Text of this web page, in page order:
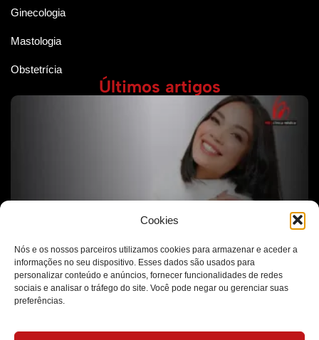
Cookies
Nós e os nossos parceiros utilizamos cookies para armazenar e aceder a
informações no seu dispositivo. Esses dados são usados para
personalizar conteúdo e anúncios, fornecer funcionalidades de redes
sociais e analisar o tráfego do site. Você pode negar ou gerenciar suas
preferências.
Ginecologia
Mastologia
Obstetrícia
Últimos artigos
O Autocuidado Vai Muito Além da Estética